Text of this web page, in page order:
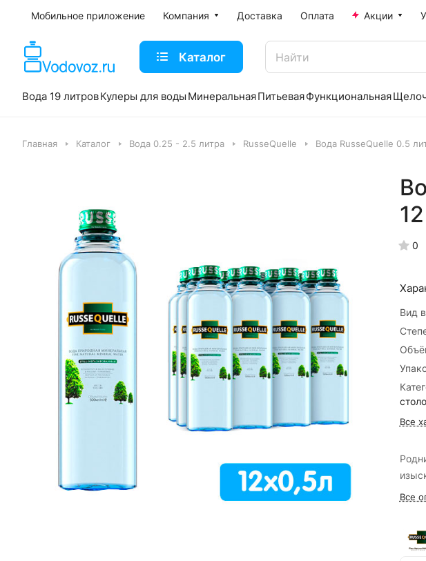
Мобильное приложение Компания Доставка Оплата Акции
Каталог
Вода 19 литровКулеры для воды МинеральнаяПитьеваяФункциональная
Главная Каталог Вода 0.25 - 2.5 литра RusseQuelle Вода RusseQuelle 0.5
0
Вид
Все
Все